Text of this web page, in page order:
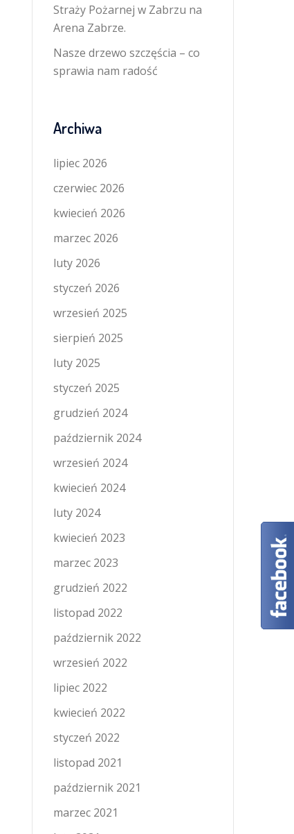
Straży Pożarnej w Zabrzu na
Arena Zabrze.
Nasze drzewo szczęścia – co
sprawia nam radość
Archiwa
lipiec 2026
czerwiec 2026
kwiecień 2026
marzec 2026
luty 2026
styczeń 2026
wrzesień 2025
sierpień 2025
luty 2025
styczeń 2025
grudzień 2024
październik 2024
wrzesień 2024
kwiecień 2024
luty 2024
kwiecień 2023
marzec 2023
grudzień 2022
listopad 2022
październik 2022
wrzesień 2022
lipiec 2022
kwiecień 2022
styczeń 2022
listopad 2021
październik 2021
marzec 2021